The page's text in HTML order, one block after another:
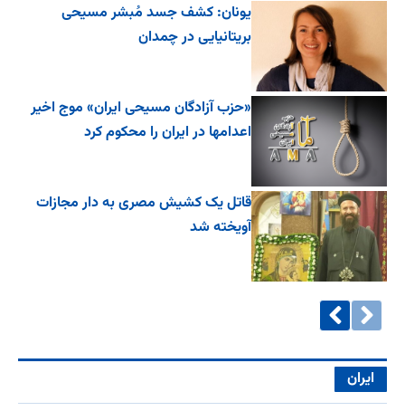
یونان: کشف جسد مُبشر مسیحی
بریتانیایی در چمدان
«حزب آزادگان مسیحی ایران» موج اخیر
اعدامها در ایران را محکوم کرد
قاتل یک کشیش مصری به دار مجازات
آویخته شد
ایران